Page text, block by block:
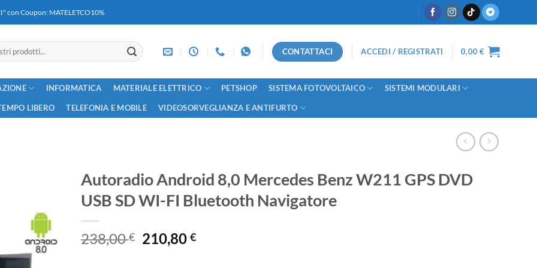
con Coupon: MATELETCO10%
CONTATTACI ACCEDI / REGISTRATI 0,00€
INFORMATICA MATERIALE ELETTRICO PETSHOP SISTEMA FOTOVOLTAICO SISTEMI MODULARI
LIBERO TELEFONIA E MOBILE VIDEOSORVEGLIANZA E ANTIFURTO
Autoradio Android 8,0 Mercedes Benz W211 GPS DVD
USB SD WI-FI Bluetooth Navigatore
238,00€ Il
prezzo
210,80€Il